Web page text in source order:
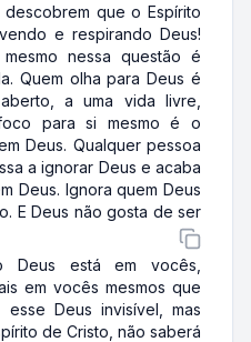
que o Espírito
e respirando Deus!
nessa questão é
Quem olha para Deus é
a uma vida livre,
para si mesmo é o
Deus. Qualquer pessoa
a ignorar Deus e acaba
Deus. Ignora quem Deus
E Deus não gosta de ser
está em vocês,
em vocês mesmos que
Deus invisível, mas
de Cristo, não saberá